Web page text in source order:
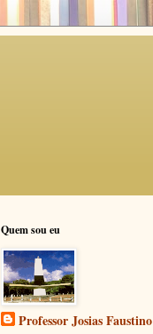
Quem sou eu
Professor Josias Faustino